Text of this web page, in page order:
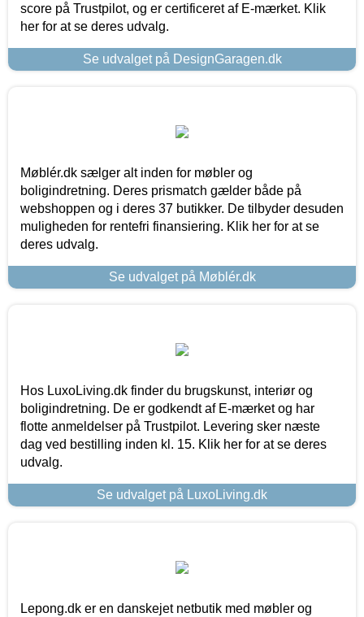
score på Trustpilot, og er certificeret af E-mærket. Klik
her for at se deres udvalg.
Se udvalget på DesignGaragen.dk
Møblér.dk sælger alt inden for møbler og
boligindretning. Deres prismatch gælder både på
webshoppen og i deres 37 butikker. De tilbyder desuden
muligheden for rentefri finansiering. Klik her for at se
deres udvalg.
Se udvalget på Møblér.dk
Hos LuxoLiving.dk finder du brugskunst, interiør og
boligindretning. De er godkendt af E-mærket og har
flotte anmeldelser på Trustpilot. Levering sker næste
dag ved bestilling inden kl. 15. Klik her for at se deres
udvalg.
Se udvalget på LuxoLiving.dk
Lepong.dk er en danskejet netbutik med møbler og